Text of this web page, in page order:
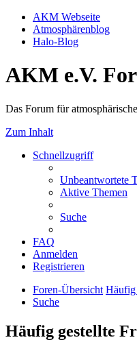
AKM Webseite
Atmosphärenblog
Halo-Blog
AKM e.V.
Das Forum für
Zum Inhalt
Schnellzugriff
Unbeantwortete
Aktive Themen
Suche
FAQ
Anmelden
Registrieren
Foren-Übersicht Häufig
Suche
Häufig gestellte